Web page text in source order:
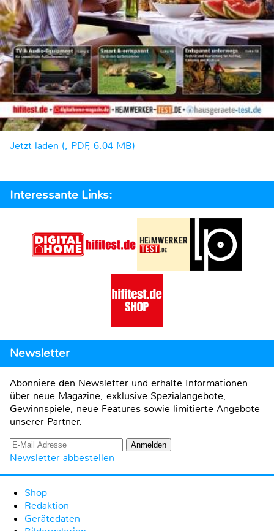
Jetzt laden (, PDF, 6.04 MB)
Interessante Links:
Newsletter
Abonniere den Newsletter und erhalte Informationen
über neue Magazine, exklusive Spezialangebote,
Gewinnspiele, neue Features sowie limitierte Angebote
unserer Partner.
Newsletter abbestellen
Shop
Redaktion
Gerätedaten